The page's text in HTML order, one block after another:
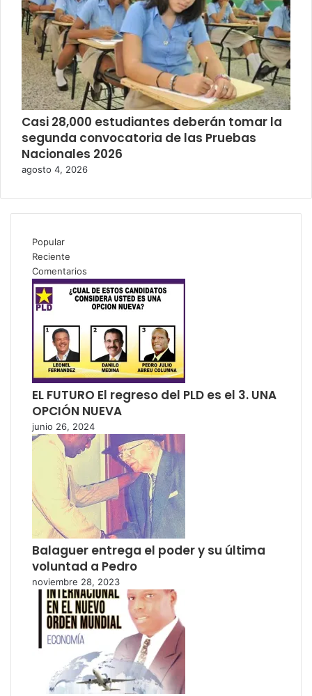
Casi 28,000 estudiantes deberán tomar la
segunda convocatoria de las Pruebas
Nacionales 2026
agosto 4, 2026
Popular
Reciente
Comentarios
EL FUTURO El regreso del PLD es el 3. UNA
OPCIÓN NUEVA
junio 26, 2024
Balaguer entrega el poder y su última
voluntad a Pedro
noviembre 28, 2023